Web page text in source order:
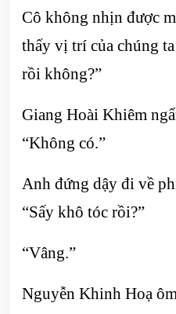
Cô không nhịn được
thấy vị trí của chúng
rồi không?”
Giang Hoài Khiêm
“Không có.”
Anh đứng dậy đi về
“Sấy khô tóc rồi?”
“Vâng.”
Nguyễn Khinh Hoạ